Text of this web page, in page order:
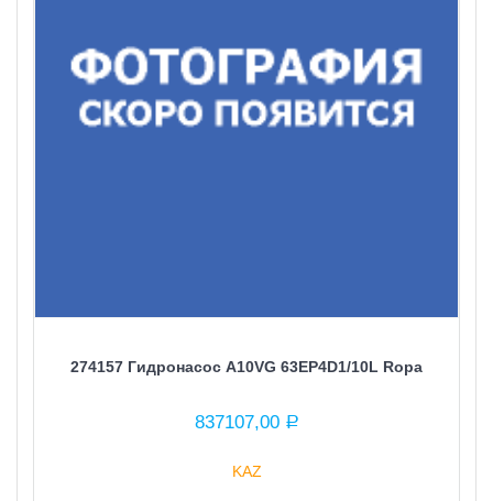
274157 Гидронасос A10VG 63EP4D1/10L Ropa
837107,00 Р
KAZ